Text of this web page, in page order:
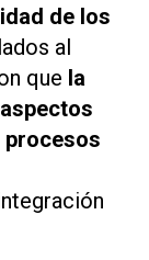
de los
al
que la